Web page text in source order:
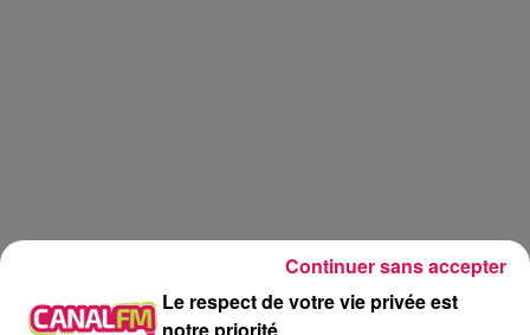
Le respect de votre vie privée est
Continuer sans accepter